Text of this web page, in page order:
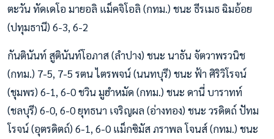
ตะวัน ทัดเดโอ มายอลิ แม็คจิโอลิ (กทม.) ชนะ ธีรเมธ ฉิมอ้อย
(ปทุมธานี) 6-3, 6-2
กันตินันท์ สูตินันท์โอภาส (ลำปาง) ชนะ นาธัน จัตวาพรวนิช
(กทม.) 7-5, 7-5 รตน ไตรพจน์ (นนทบุรี) ชนะ ฟ้า ศิริวิโรจน์
(ชุมพร) 6-1, 6-0 ชวิน มูฮำหมัด (กทม.) ชนะ ดานี่ บาราทท์
(ชลบุรี) 6-0, 6-0 ยุทธนา เจริญผล (อ่างทอง) ชนะ วรดิตถ์ ปัทม
โรจน์ (อุตรดิตถ์) 6-1, 6-0 แม็กซิมัส ภราพล โจนส์ (กทม.) ชนะ